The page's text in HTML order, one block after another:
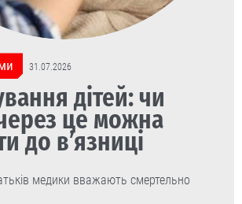
31.07.2026
дітей: чи
це можна
до в’язниці
медики вважають смертельно